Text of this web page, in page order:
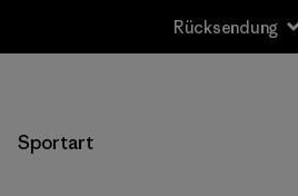
Rücksendung
Sportart